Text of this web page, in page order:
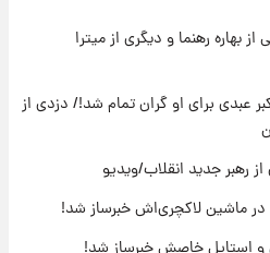
عزادار شد! + جزئیات
رعد و برق به ساختمان مرکز تجارت
+ فیلم
رهنما و دیگری از میترا
عبدی برای او گران تمام شد!/ دزدی از
رهبر جدید انقلاب/ویدیو
ماشین لاکچری‌اش خبرساز شد!